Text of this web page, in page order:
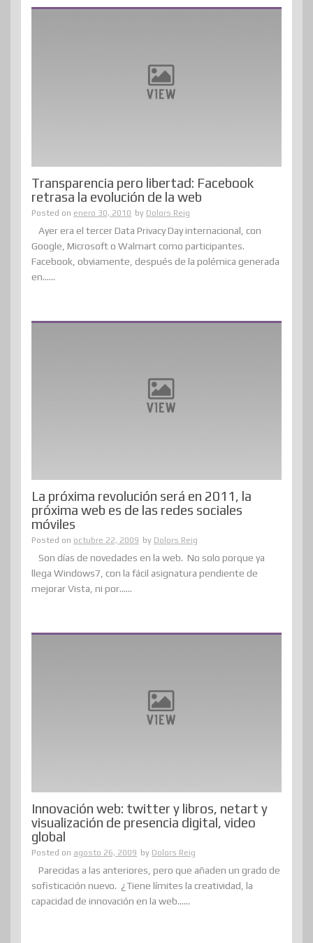
Transparencia pero libertad: Facebook
retrasa la evolución de la web
Posted on enero 30, 2010 by Dolors Reig
Ayer era el tercer Data Privacy Day internacional, con
Google, Microsoft o Walmart como participantes.
Facebook, obviamente, después de la polémica generada
en......
La próxima revolución será en 2011, la
próxima web es de las redes sociales
móviles
Posted on octubre 22, 2009 by Dolors Reig
Son días de novedades en la web. No solo porque ya
llega Windows7, con la fácil asignatura pendiente de
mejorar Vista, ni por......
Innovación web: twitter y libros, netart y
visualización de presencia digital, video
global
Posted on agosto 26, 2009 by Dolors Reig
Parecidas a las anteriores, pero que añaden un grado de
sofisticación nuevo. ¿Tiene límites la creatividad, la
capacidad de innovación en la web......